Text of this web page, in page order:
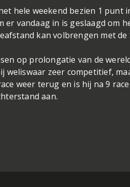
hele weekend bezien 1
vandaag in is geslaagd om
kan volbrengen met de
op prolongatie van de
weliswaar zeer competitief,
weer terug en is hij na 9
aan.